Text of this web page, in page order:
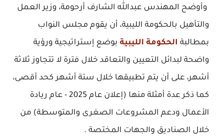
وأوضح المهندس عبدالله الشارف أرحومة، وزير العمل
والتأهيل بالحكومة الليبية، أن يقوم مجلس النواب
بمطالبة الحكومة الليبية بوضع إستراتيجية ورؤية
واضحة لبدائل التعيين والتعاقد خلال فترة لا تتجاوز ثلاثة
أشهر، على أن يتم تطبيقها خلال ستة أشهر كحد أقصى،
كما ذكر عدة أمثلة منها (إعلان عام 2025 - عام ريادة
الأعمال ودعم المشروعات الصغرى والمتوسطة) من
خلال الصناديق والجهات المختصة .